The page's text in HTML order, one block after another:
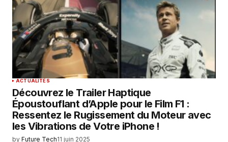
ACTUALITÉS
Découvrez le Trailer Haptique
Époustouflant d’Apple pour le Film F1 :
Ressentez le Rugissement du Moteur avec
les Vibrations de Votre iPhone !
by Future Tech11 juin 2025